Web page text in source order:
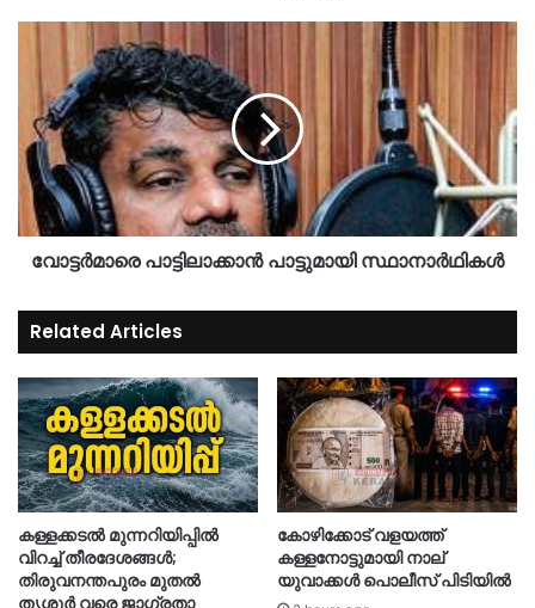
വോട്ടർമാരെ പാട്ടിലാക്കാൻ പാട്ടുമായി സ്ഥാനാർഥികൾ
Related Articles
കള്ളക്കടൽ മുന്നറിയിപ്പിൽ
വിറച്ച് തീരദേശങ്ങൾ;
തിരുവനന്തപുരം മുതൽ
കോഴിക്കോട് വളയത്ത്
കള്ളനോട്ടുമായി നാല്
യുവാക്കൾ പൊലീസ് പിടിയിൽ